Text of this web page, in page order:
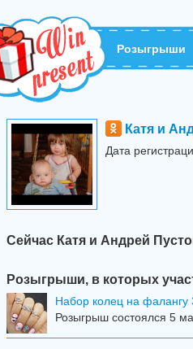
Розыгрыши
Катя и
Дата
Сейчас Катя и Андрей
Розыгрыши, в которых
Набор колец на фалангу
Розыгрыш состоялся 5